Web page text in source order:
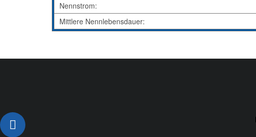
Nennstrom:
Mittlere Nennlebensdauer: